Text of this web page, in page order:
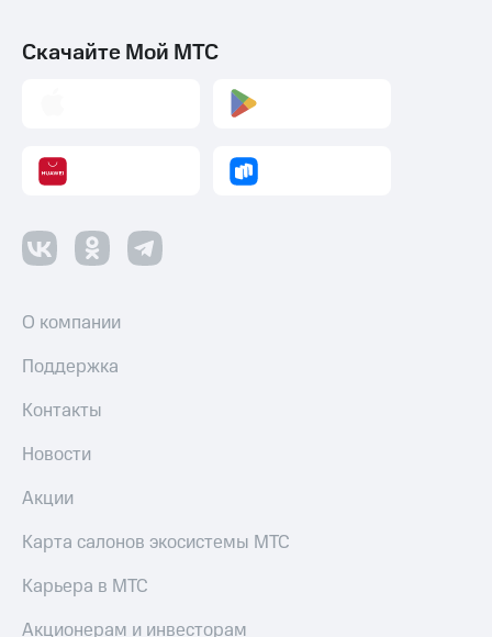
Скачайте Мой МТС
О компании
Поддержка
Контакты
Новости
Акции
Карта салонов экосистемы МТС
Карьера в МТС
Акционерам и инвесторам